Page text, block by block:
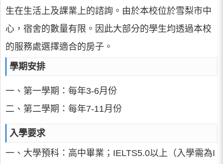
生在生活上及課業上的諮詢。由於本校位於雪梨市中
心，宿舍的數量有限。因此大部分的學生均透過本校
的服務處選擇適合的房子。
學期安排
一、第一學期：每年3-6月份
二、第二學期：每年7-11月份
入學要求
一、大學預科：高中畢業；IELTS5.0以上（入學需為I